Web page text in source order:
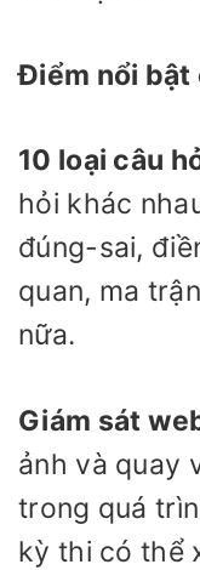
Điểm nổi bật
10 loại câu
hỏi khác
đúng-sai,
quan, ma
nữa.
Giám sát
ảnh và quay
trong quá
kỳ thi có thể